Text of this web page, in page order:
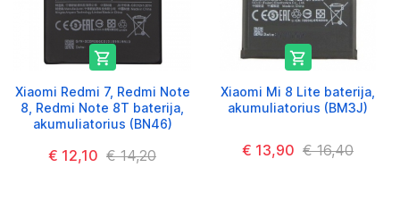

Xiaomi Redmi 7, Redmi Note
8, Redmi Note 8T baterija,
akumuliatorius (BN46)
€ 12,10 € 14,20

Xiaomi Mi 8 Lite baterija,
akumuliatorius (BM3J)
€ 13,90 € 16,40